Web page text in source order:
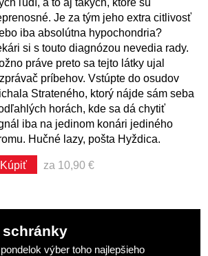
ľudí, a to aj takých, ktoré sú
Je za tým jeho extra citlivosť
iba absolútna hypochondria?
si s touto diagnózou nevedia rady.
práve preto sa tejto látky ujal
príbehov. Vstúpte do osudov
Strateného, ktorý nájde sám seba
horách, kde sa dá chytiť
iba na jedinom konári jediného
Hučné lazy, pošta Hyždica.
Kúpiť za 10,90 €
výber toho najlepšieho